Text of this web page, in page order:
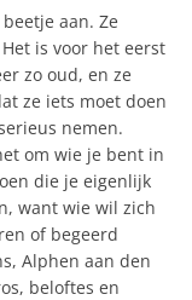
aan. Ze
is voor het eerst
zo oud, en ze
ze iets moet doen
nemen.
om wie je bent in
die je eigenlijk
want wie wil zich
of begeerd
Alphen aan den
beloftes en